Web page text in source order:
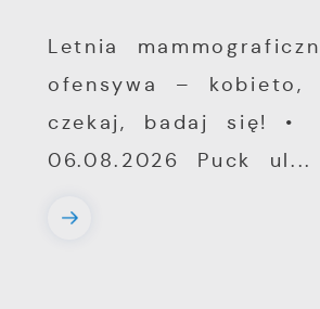
Letnia
ofensywa – kobieto,
czekaj, badaj się! •
06.08.2026 Puck ul...